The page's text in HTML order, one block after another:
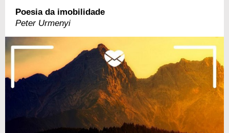
Poesia da imobilidade
Peter Urmenyi